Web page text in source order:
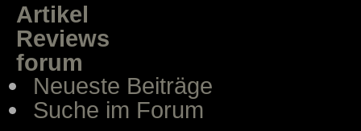
Artikel
Reviews
forum
Neueste Beiträge
Suche im Forum